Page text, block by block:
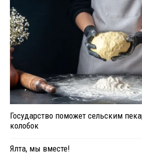
Государство поможет сельским
колобок
Ялта, мы вместе!